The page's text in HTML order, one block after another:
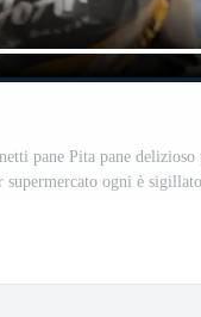
pane Pita pane
supermercato ogni è